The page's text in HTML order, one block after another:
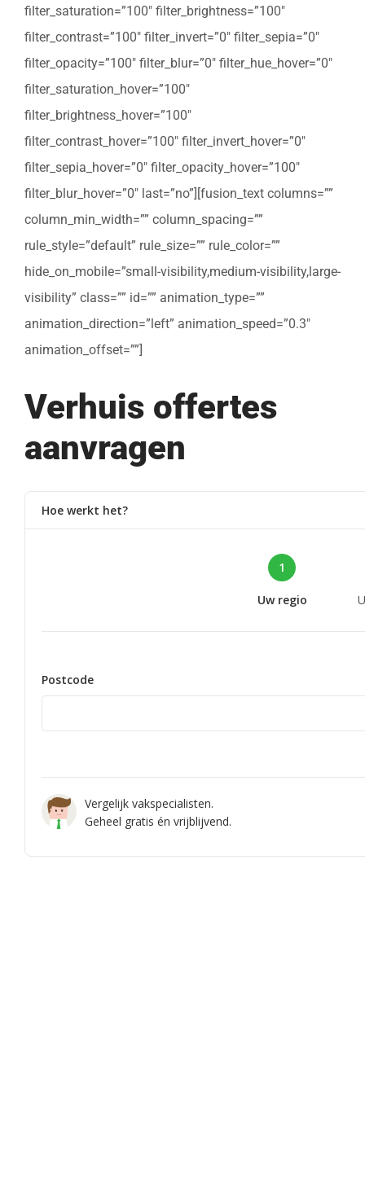
filter_saturation=”100″ filter_brightness=”100″
filter_contrast=”100″ filter_invert=”0″ filter_sepia=”0″
filter_opacity=”100″ filter_blur=”0″ filter_hue_hover=”0″
filter_saturation_hover=”100″
filter_brightness_hover=”100″
filter_contrast_hover=”100″ filter_invert_hover=”0″
filter_sepia_hover=”0″ filter_opacity_hover=”100″
filter_blur_hover=”0″ last=”no”][fusion_text columns=””
column_min_width=”” column_spacing=””
rule_style=”default” rule_size=”” rule_color=””
hide_on_mobile=”small-visibility,medium-visibility,large-
visibility” class=”” id=”” animation_type=””
animation_direction=”left” animation_speed=”0.3″
animation_offset=””]
Verhuis offertes
aanvragen